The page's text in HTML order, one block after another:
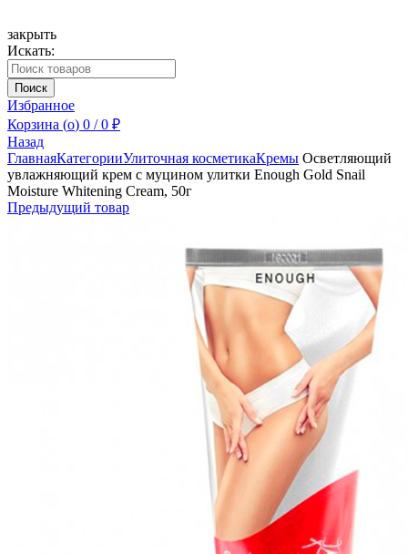
Зарегистрироваться
закрыть
Искать:
Поиск
Избранное
Корзина (o) 0 / 0 ₽
Назад
ГлавнаяКатегорииУлиточная косметикаКремы Осветляющий
увлажняющий крем с муцином улитки Enough Gold Snail
Moisture Whitening Cream, 50г
Предыдущий товар